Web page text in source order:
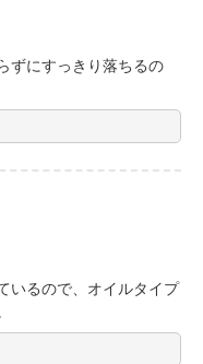
ずにすっきり落ちるの
いるので、オイルタイプ